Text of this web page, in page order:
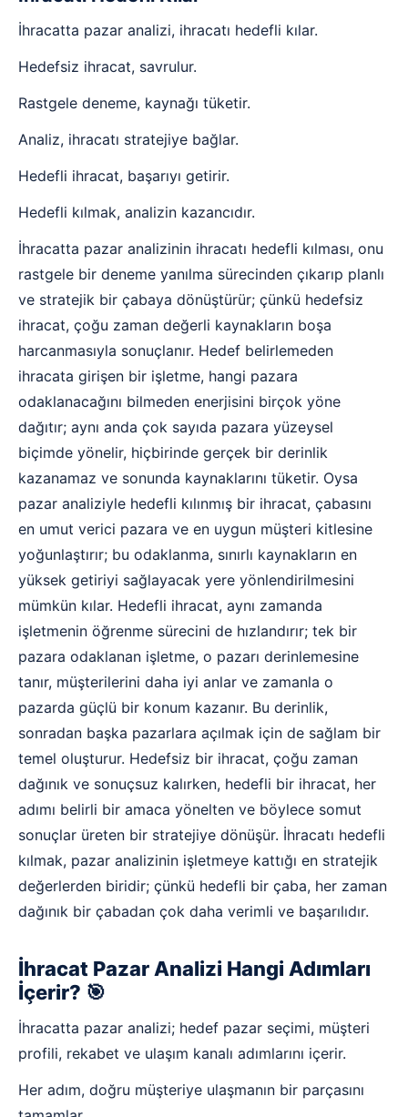
İhracatta pazar analizi, ihracatı hedefli kılar.
Hedefsiz ihracat, savrulur.
Rastgele deneme, kaynağı tüketir.
Analiz, ihracatı stratejiye bağlar.
Hedefli ihracat, başarıyı getirir.
Hedefli kılmak, analizin kazancıdır.
İhracatta pazar analizinin ihracatı hedefli kılması, onu
rastgele bir deneme yanılma sürecinden çıkarıp planlı
ve stratejik bir çabaya dönüştürür; çünkü hedefsiz
ihracat, çoğu zaman değerli kaynakların boşa
harcanmasıyla sonuçlanır. Hedef belirlemeden
ihracata girişen bir işletme, hangi pazara
odaklanacağını bilmeden enerjisini birçok yöne
dağıtır; aynı anda çok sayıda pazara yüzeysel
biçimde yönelir, hiçbirinde gerçek bir derinlik
kazanamaz ve sonunda kaynaklarını tüketir. Oysa
pazar analiziyle hedefli kılınmış bir ihracat, çabasını
en umut verici pazara ve en uygun müşteri kitlesine
yoğunlaştırır; bu odaklanma, sınırlı kaynakların en
yüksek getiriyi sağlayacak yere yönlendirilmesini
mümkün kılar. Hedefli ihracat, aynı zamanda
işletmenin öğrenme sürecini de hızlandırır; tek bir
pazara odaklanan işletme, o pazarı derinlemesine
tanır, müşterilerini daha iyi anlar ve zamanla o
pazarda güçlü bir konum kazanır. Bu derinlik,
sonradan başka pazarlara açılmak için de sağlam bir
temel oluşturur. Hedefsiz bir ihracat, çoğu zaman
dağınık ve sonuçsuz kalırken, hedefli bir ihracat, her
adımı belirli bir amaca yönelten ve böylece somut
sonuçlar üreten bir stratejiye dönüşür. İhracatı hedefli
kılmak, pazar analizinin işletmeye kattığı en stratejik
değerlerden biridir; çünkü hedefli bir çaba, her zaman
dağınık bir çabadan çok daha verimli ve başarılıdır.
İhracat Pazar Analizi Hangi Adımları
İçerir? 🎯
İhracatta pazar analizi; hedef pazar seçimi, müşteri
profili, rekabet ve ulaşım kanalı adımlarını içerir.
Her adım, doğru müşteriye ulaşmanın bir parçasını